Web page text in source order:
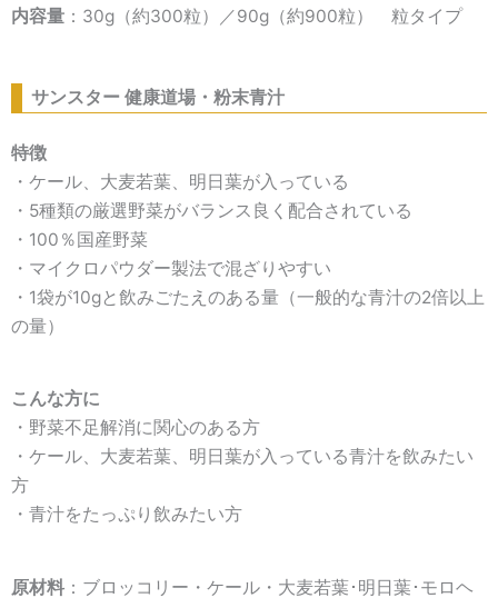
内容量 ：30g（約300粒）／90g（約900粒） 粒タイプ
サンスター 健康道場・粉末青汁
特徴
・ケール、大麦若葉、明日葉が入っている
・5種類の厳選野菜がバランス良く配合されている
・100％国産野菜
・マイクロパウダー製法で混ざりやすい
・1袋が10gと飲みごたえのある量（一般的な青汁の2倍以上
の量）
こんな方に
・野菜不足解消に関心のある方
・ケール、大麦若葉、明日葉が入っている青汁を飲みたい
方
・青汁をたっぷり飲みたい方
原材料 ：ブロッコリー・ケール・大麦若葉･明日葉･モロヘ